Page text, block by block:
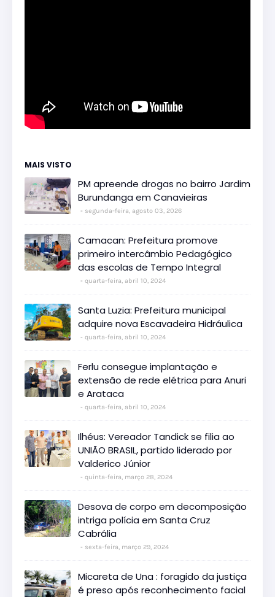
MAIS VISTO
PM apreende drogas no bairro Jardim
Burundanga em Canavieiras
segunda-feira, agosto 03, 2026
Camacan: Prefeitura promove
primeiro intercâmbio Pedagógico
das escolas de Tempo Integral
quarta-feira, abril 10, 2024
Santa Luzia: Prefeitura municipal
adquire nova Escavadeira Hidráulica
quarta-feira, abril 10, 2024
Ferlu consegue implantação e
extensão de rede elétrica para Anuri
e Arataca
quarta-feira, abril 10, 2024
Ilhéus: Vereador Tandick se filia ao
UNIÃO BRASIL, partido liderado por
Valderico Júnior
quinta-feira, março 28, 2024
Desova de corpo em decomposição
intriga polícia em Santa Cruz
Cabrália
sexta-feira, março 29, 2024
Micareta de Una : foragido da justiça
é preso após reconhecimento facial